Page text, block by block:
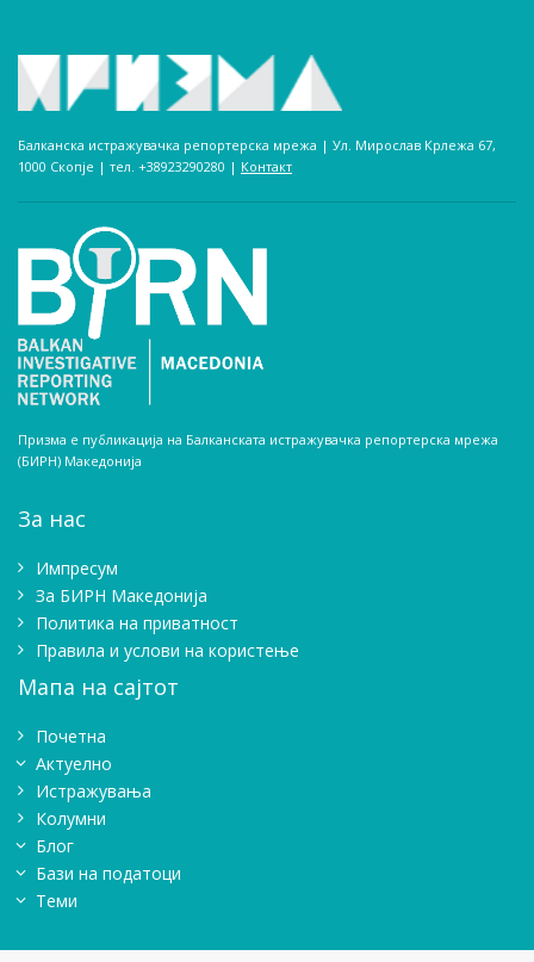
Балканска истражувачка репортерска мрежа | Ул. Мирослав Крлежа 67,
1000 Скопје | тел. +38923290280­ | Контакт
Призма е публикација на Балканската истражувачка репортерска мрежа
(БИРН) Македонија
За нас
Импресум
Зa БИРН Македонија
Политика на приватност
Правила и услови на користење
Мапа на сајтот
Почетна
Актуелно
Истражувањa
Колумни
Блог
Бази на податоци
Теми